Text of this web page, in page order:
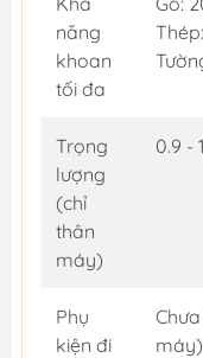
năng
khoan
tối đa
Trọng
lượng
(chỉ
thân
máy)
0.9 -
Phụ
kiện đi
máy)